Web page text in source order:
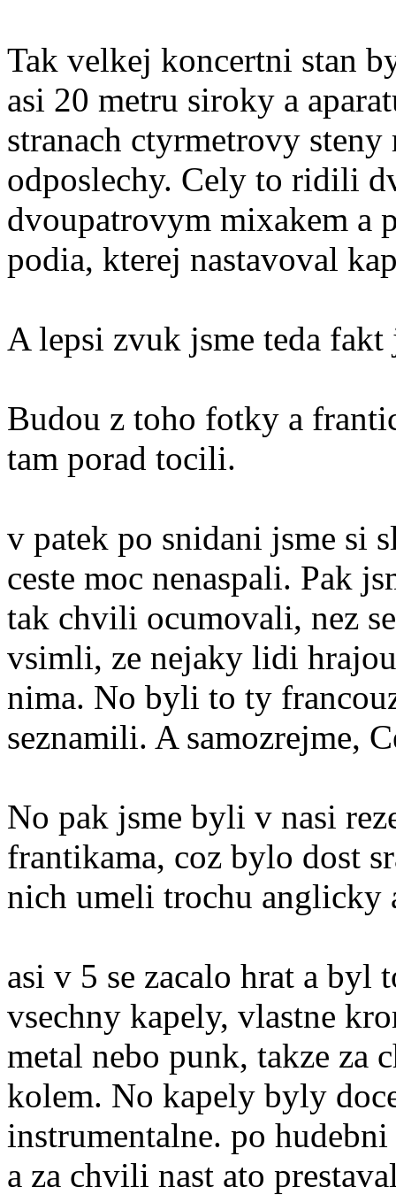
Tak velkej koncertni stan
asi 20 metru siroky a
stranach ctyrmetrovy
odposlechy. Cely to ridili
dvoupatrovym mixakem a
podia, kterej nastavoval
A lepsi zvuk jsme teda fakt
Budou z toho fotky a
tam porad tocili.
v patek po snidani jsme si
ceste moc nenaspali. Pak
tak chvili ocumovali, nez
vsimli, ze nejaky lidi
nima. No byli to ty
seznamili. A samozrejme,
No pak jsme byli v nasi
frantikama, coz bylo dost
nich umeli trochu anglicky
asi v 5 se zacalo hrat a byl
vsechny kapely, vlastne
metal nebo punk, takze za
kolem. No kapely byly
instrumentalne. po
a za chvili nast ato